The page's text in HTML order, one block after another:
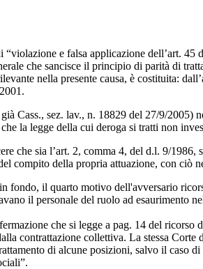
e falsa applicazione dell’art.
che sancisce il principio di parità di
nella presente causa, è costituita:
Cass., sez. lav., n. 18829 del 27/9/
la legge della cui deroga si tratti non
che sia l’art. 2, comma 4, del d.l. 9/
compito della propria attuazione, con
fondo, il quarto motivo dell'avversario
il personale del ruolo ad esaurimento
che si legge a pag. 14 del
contrattazione collettiva. La stessa
di alcune posizioni, salvo il caso